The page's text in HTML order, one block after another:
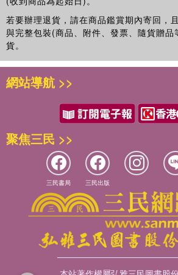
若要辦理退貨，請在商品鑑賞期內寄回，
與完整包裝(商品、附件、發票、隨貨贈品
貨。
網站導航 >>
聚焦三民 >>
三民書局 三民出版